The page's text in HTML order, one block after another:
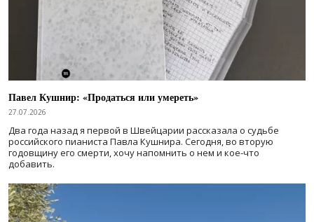
Павел Кушнир: «Продаться или умереть»
27.07.2026
Два года назад я первой в Швейцарии рассказала о судьбе
российского пианиста Павла Кушнира. Сегодня, во вторую
годовщину его смерти, хочу напомнить о нем и кое-что
добавить.